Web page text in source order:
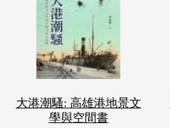
大港潮騷: 高雄港地景文
學與空間書